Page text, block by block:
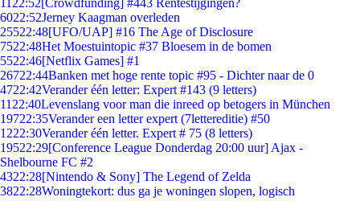
11 22:52[Crowdfunding] #443 Rentestijgingen?
6022:52Jerney Kaagman overleden
25522:48[UFO/UAP] #16 The Age of Disclosure
7522:48Het Moestuintopic #37 Bloesem in de bomen
5522:46[Netflix Games] #1
26722:44Banken met hoge rente topic #95 - Dichter naar de 0
4722:42Verander één letter: Expert #143 (9 letters)
11 22:40Levenslang voor man die inreed op betogers in München
19722:35Verander een letter expert (7lettereditie) #50
1222:30Verander één letter. Expert # 75 (8 letters)
19522:29[Conference League Donderdag 20:00 uur] Ajax -
Shelbourne FC #2
4322:28[Nintendo & Sony] The Legend of Zelda
3822:28Woningtekort: dus ga je woningen slopen, logisch